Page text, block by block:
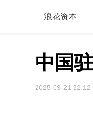
浪花资本
中国
2025-09-21 22:12